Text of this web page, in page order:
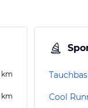
km
km Cool